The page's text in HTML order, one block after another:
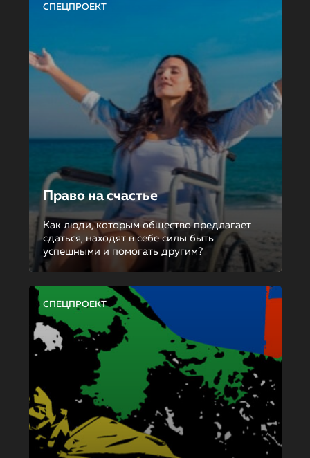
СПЕЦПРОЕКТ
Право на счастье
Как люди, которым общество предлагает
сдаться, находят в себе силы быть
успешными и помогать другим?
СПЕЦПРОЕКТ